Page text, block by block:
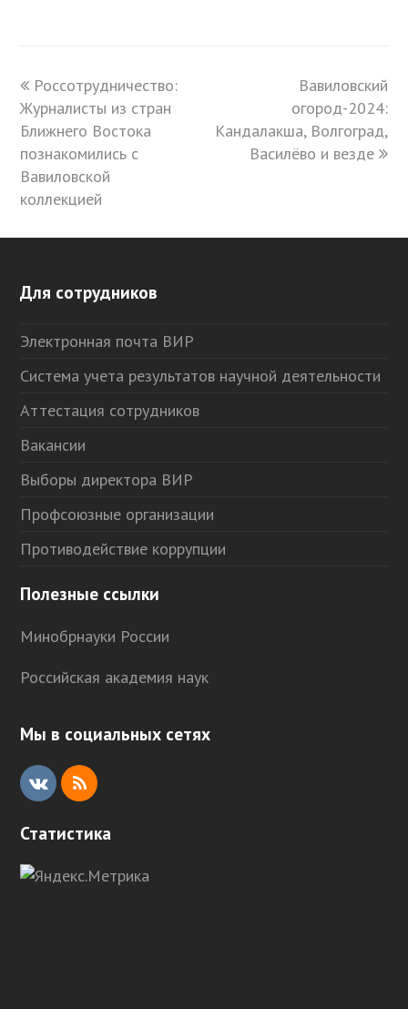
previous
post:
Россотрудничество:
Журналисты из стран
Ближнего Востока
познакомились с
Вавиловской
коллекцией
next
post:
Вавиловский
огород-2024:
Кандалакша, Волгоград,
Василёво и везде
Для сотрудников
Электронная почта ВИР
Система учета результатов научной деятельности
Аттестация сотрудников
Вакансии
Выборы директора ВИР
Профсоюзные организации
Противодействие коррупции
Полезные ссылки
Минобрнауки России
Российская академия наук
Мы в социальных сетях
V
R
Статистика